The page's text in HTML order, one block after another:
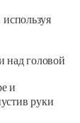
над головой
и
руки